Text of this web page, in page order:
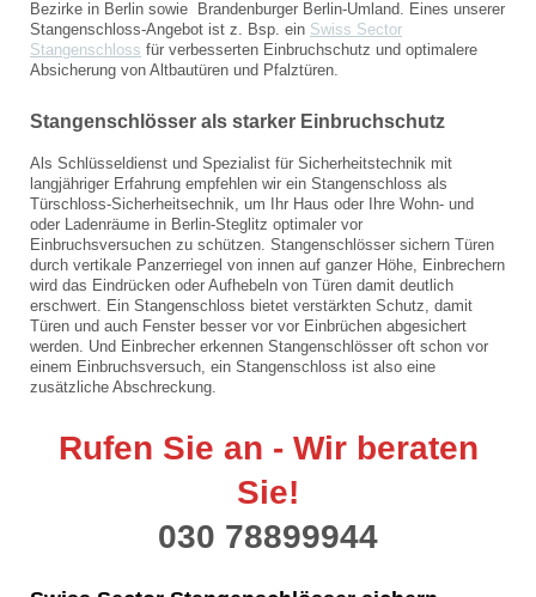
Bezirke in Berlin sowie Brandenburger Berlin-Umland. Eines unserer
Stangenschloss-Angebot ist z. Bsp. ein Swiss Sector
Stangenschloss für verbesserten Einbruchschutz und optimalere
Absicherung von Altbautüren und Pfalztüren.
Stangenschlösser als starker Einbruchschutz
Als Schlüsseldienst und Spezialist für Sicherheitstechnik mit
langjähriger Erfahrung empfehlen wir ein Stangenschloss als
Türschloss-Sicherheitsechnik, um Ihr Haus oder Ihre Wohn- und
oder Ladenräume in Berlin-Steglitz optimaler vor
Einbruchsversuchen zu schützen. Stangenschlösser sichern Türen
durch vertikale Panzerriegel von innen auf ganzer Höhe, Einbrechern
wird das Eindrücken oder Aufhebeln von Türen damit deutlich
erschwert. Ein Stangenschloss bietet verstärkten Schutz, damit
Türen und auch Fenster besser vor vor Einbrüchen abgesichert
werden. Und Einbrecher erkennen Stangenschlösser oft schon vor
einem Einbruchsversuch, ein Stangenschloss ist also eine
zusätzliche Abschreckung.
Rufen Sie an - Wir beraten
Sie!
030 78899944